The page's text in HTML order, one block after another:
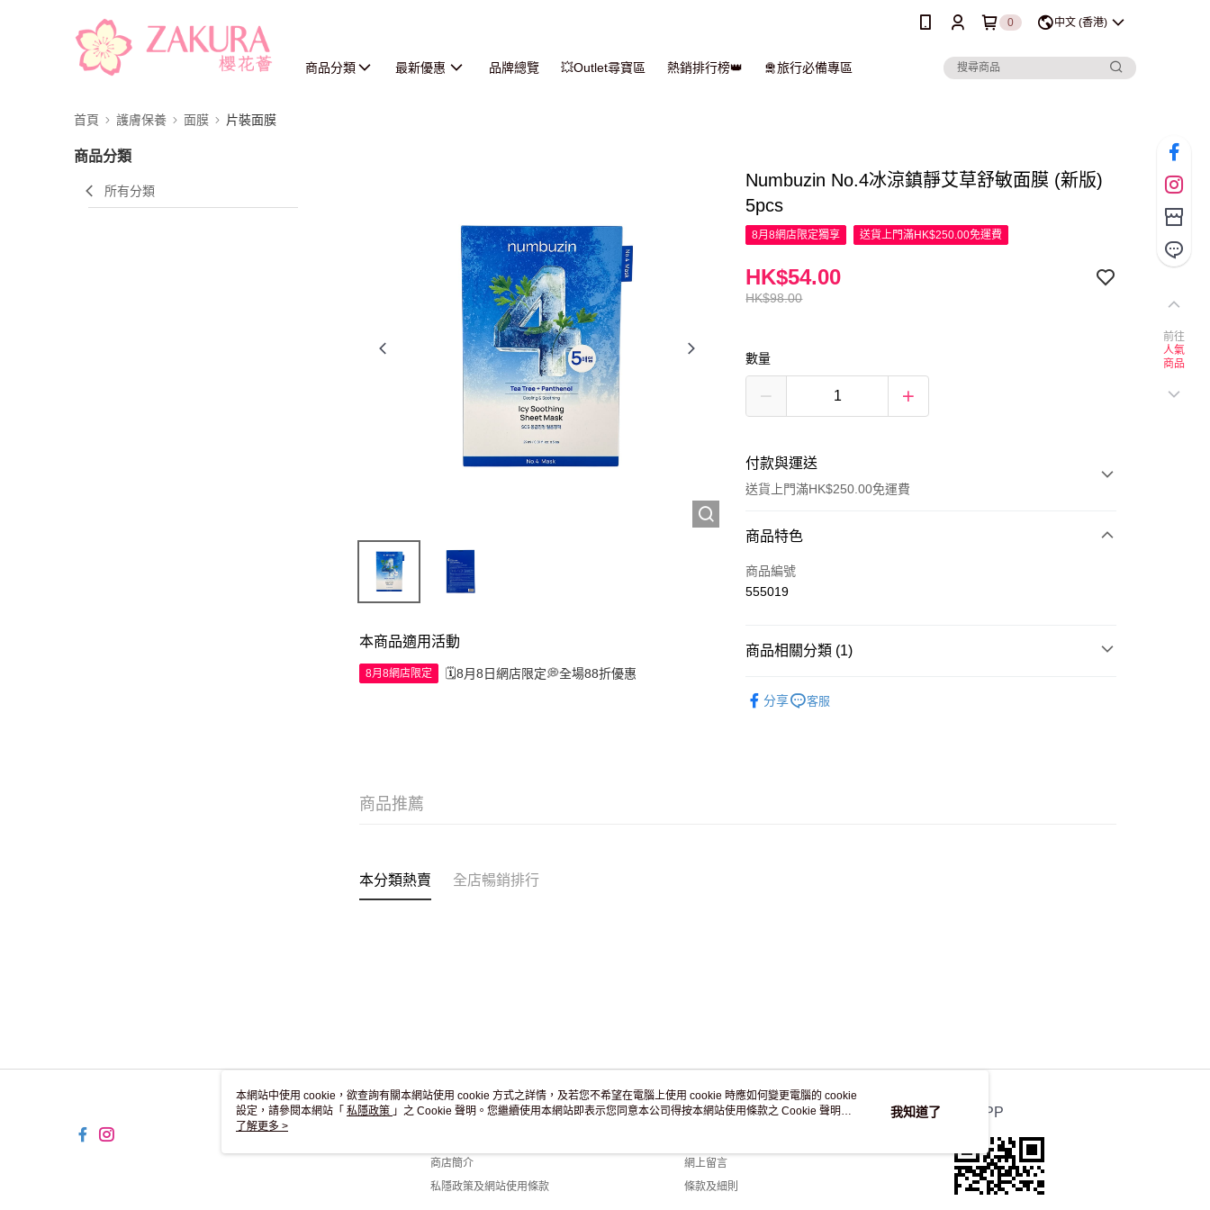
0 中文 (香港)
商品分類 最新優惠 品牌總覽 💥Outlet尋寶區 熱銷排行榜👑 🛅旅行必備專區
首頁 護膚保養 面膜 片裝面膜
商品分類
所有分類
本商品適用活動
8月8網店限定 🗓️8月8日網店限定💭全場88折優惠
Numbuzin No.4冰涼鎮靜艾草舒敏面膜 (新版)
5pcs
8月8網店限定獨享 送貨上門滿HK$250.00免運費
HK$98.00
HK$54.00
數量
付款與運送
送貨上門滿HK$250.00免運費
付款方式
信用卡
商品特色
商品編號
555019
商品相關分類 (1)
分享
客服
商品推薦
本分類熱賣 全店暢銷排行
關於我們
商店簡介
私隱政策及網站使用條款
客戶服務
網上留言
條款及細則
官方APP
前往
人氣
商品
本網站中使用 cookie，欲查詢有關本網站使用 cookie 方式之詳情，及若您不希望在電腦上使用 cookie 時應如何變更電腦的 cookie
設定，請參閱本網站「 私隱政策 」之 Cookie 聲明。您繼續使用本網站即表示您同意本公司得按本網站使用條款之 Cookie 聲明使
用 cookie。
了解更多 >
我知道了